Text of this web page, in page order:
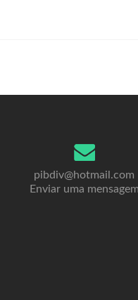
pibdiv@hotmail.com
Enviar uma mensagem